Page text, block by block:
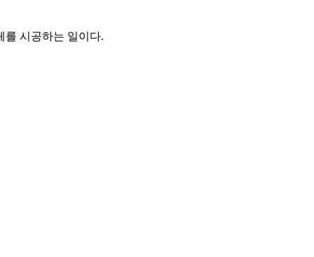
를 시공하는 일이다.